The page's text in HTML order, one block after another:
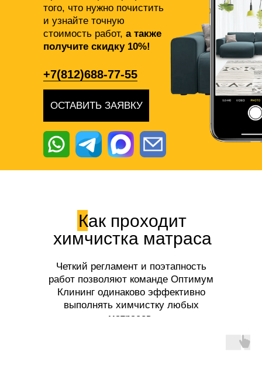
того, что нужно почистить
и узнайте точную
стоимость работ, а также
получите скидку 10%!
ОСТАВИТЬ ЗАЯВКУ
+7(812)688-77-55
Как проходит
химчистка матраса
Четкий регламент и поэтапность
работ позволяют команде Оптимум
Клининг одинаково эффективно
выполнять химчистку любых
матрасов.